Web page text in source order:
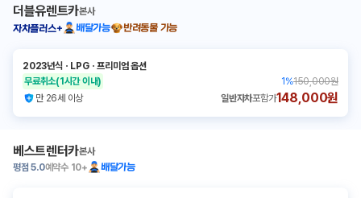
더블유렌트카본사
자차플러스+
배달가능 반려동물 가능
2023년식 ㆍ LPGㆍ프리미엄 옵션
무료취소(1시간 이내) 1 %150,000원
만 26세 이상
일반자차포함가148,000원
베스트렌터카본사
평점 5.0예약수 10+ 배달가능